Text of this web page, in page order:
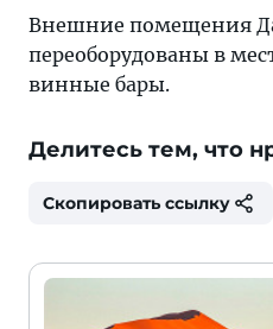
Внешние помещения
переоборудованы в
винные бары.
Делитесь тем, что
Скопировать ссылку